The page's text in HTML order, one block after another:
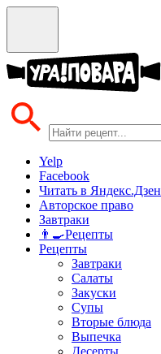
Yelp
Facebook
Читать в Яндекс.Дзен
Авторское право
Завтраки
👨‍🍳Рецепты
Рецепты
Завтраки
Салаты
Закуски
Супы
Вторые блюда
Выпечка
Десерты